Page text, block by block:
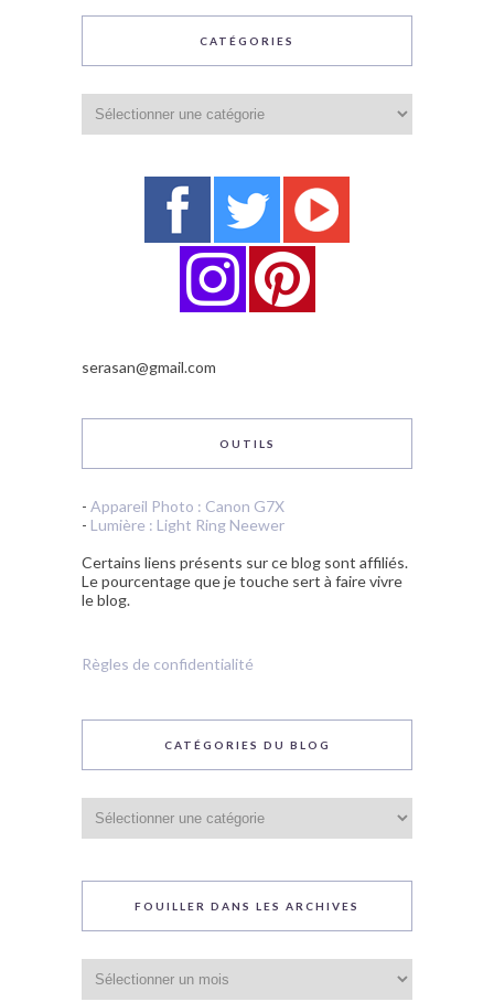
CATÉGORIES
serasan@gmail.com
OUTILS
- Appareil Photo : Canon G7X
- Lumière : Light Ring Neewer
Certains liens présents sur ce blog sont affiliés.
Le pourcentage que je touche sert à faire vivre
le blog.
Règles de confidentialité
CATÉGORIES DU BLOG
du
blog
FOUILLER DANS LES ARCHIVES
dans